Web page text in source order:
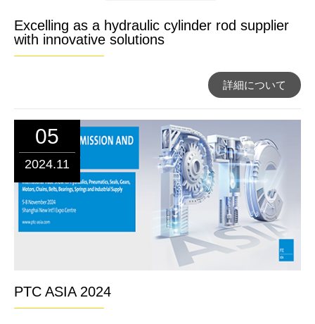
Excelling as a hydraulic cylinder rod supplier
with innovative solutions
詳細について
05
2024.11
PTC ASIA 2024